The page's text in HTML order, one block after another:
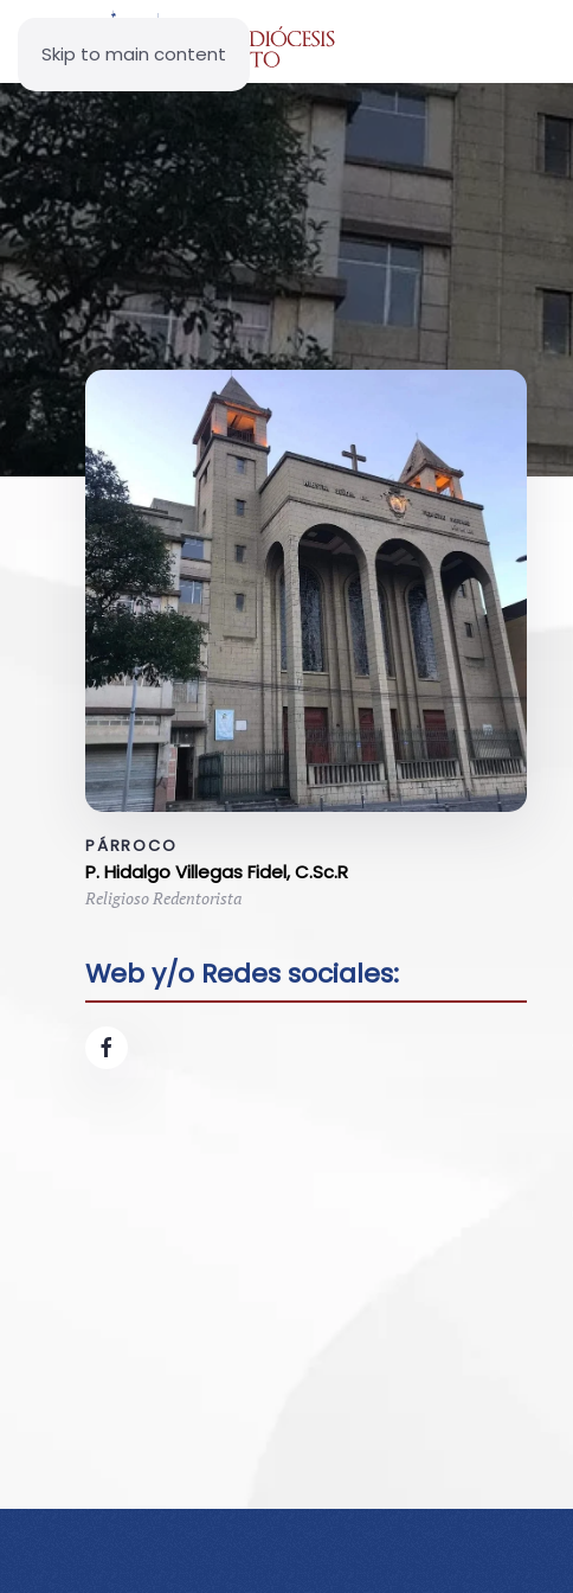
Skip to main content
PÁRROCO
P. Hidalgo Villegas Fidel, C.Sc.R
Religioso Redentorista
Web y/o Redes sociales: